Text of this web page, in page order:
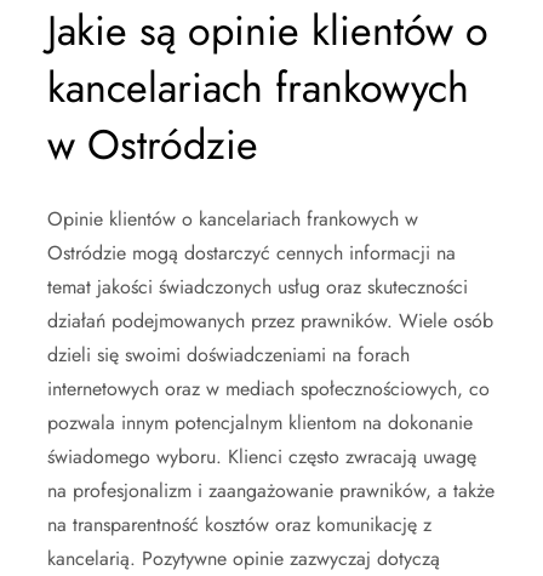
Jakie są opinie klientów o
kancelariach frankowych
w Ostródzie
Opinie klientów o kancelariach frankowych w
Ostródzie mogą dostarczyć cennych informacji na
temat jakości świadczonych usług oraz skuteczności
działań podejmowanych przez prawników. Wiele osób
dzieli się swoimi doświadczeniami na forach
internetowych oraz w mediach społecznościowych, co
pozwala innym potencjalnym klientom na dokonanie
świadomego wyboru. Klienci często zwracają uwagę
na profesjonalizm i zaangażowanie prawników, a także
na transparentność kosztów oraz komunikację z
kancelarią. Pozytywne opinie zazwyczaj dotyczą